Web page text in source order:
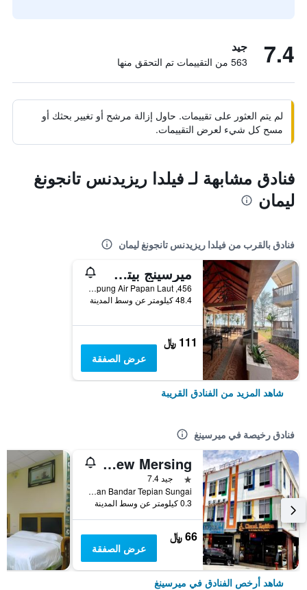
7.4 جيد
563 من التقييمات تم التحقق منها
لم يتم العثور على تقييمات. حاول إزالة مرشح أو تغيير بحثك أو
مسح كل شيء لعرض التقييمات.
فنادق مشابهة لـ فيلدا ريزيدنس تانجونغ
ليمان
فنادق بالقرب من فيلدا ريزيدنس تانجونغ ليمان
ميرسينج بيتش ريزورت
456, Kampung Air Papan Laut, ميرسينغ, ماليزيا
48.4 كيلومتر عن وسط المدينة
111 ﷼
عرض الصفقة
شاهد المزيد من الفنادق القريبة
فنادق رخيصة في ميرسينغ
Sakiza View Mersing
نجمة واحدة
جيد 7.4
No 87,88 &89 Jln Sulaiman Bandar Tepian Sungai, ميرسينغ, ماليزيا
0.3 كيلومتر عن وسط المدينة
66 ﷼
عرض الصفقة
شاهد أرخص الفنادق في ميرسينغ